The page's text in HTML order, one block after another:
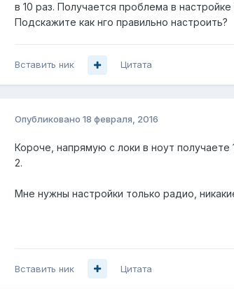
в 10 раз. Получается проблема в
Подскажите как нго правильно настроить?
Вставить ник Цитата
Опубликовано 18 февраля, 2016
Короче, напрямую с локи в ноут
2.
Мне нужны настройки только радио,
Вставить ник Цитата